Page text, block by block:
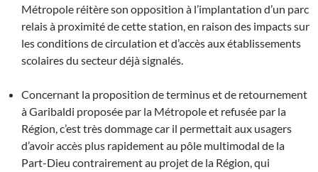
Métropole réitère son opposition à l’implantation d’un parc
relais à proximité de cette station, en raison des impacts sur
les conditions de circulation et d’accès aux établissements
scolaires du secteur déjà signalés.
Concernant la proposition de terminus et de retournement
à Garibaldi proposée par la Métropole et refusée par la
Région, c’est très dommage car il permettait aux usagers
d’avoir accès plus rapidement au pôle multimodal de la
Part-Dieu contrairement au projet de la Région, qui